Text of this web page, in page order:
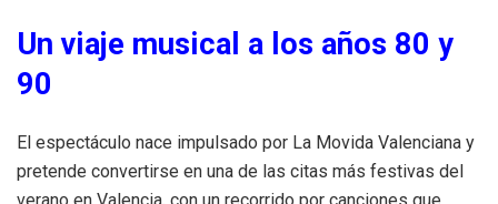
Un viaje musical a los años 80 y
90
El espectáculo nace impulsado por La Movida Valenciana y
pretende convertirse en una de las citas más festivas del
verano en Valencia, con un recorrido por canciones que